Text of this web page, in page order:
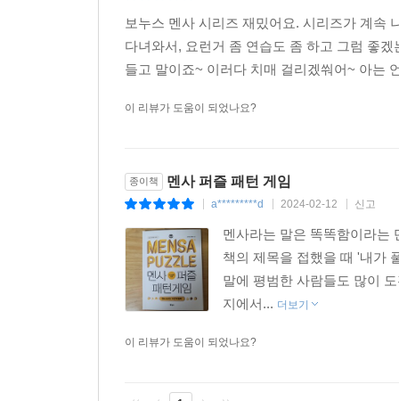
보누스 멘사 시리즈 재밌어요. 시리즈가 계속
다녀와서, 요런거 좀 연습도 좀 하고 그럼 좋
들고 말이죠~ 이러다 치매 걸리겠쒀어~ 아는
이 리뷰가 도움이 되었나요?
종이책 멘사 퍼즐 패턴 게임
a*********d 2024-02-12 신고
멘사라는 말은 똑똑함이라는
책의 제목을 접했을 때 '내가
말에 평범한 사람들도 많이
지에서... 더보기
이 리뷰가 도움이 되었나요?